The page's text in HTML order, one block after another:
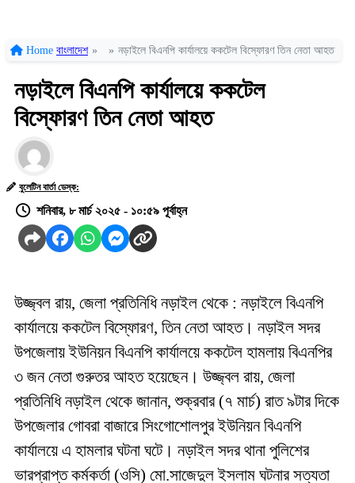
Home বাংলাদেশ » » নড়াইলে বিএনপি কার্যালয়ে ককটেল বিস্ফোরণ তিন নেতা আহত
নড়াইলে বিএনপি কার্যালয়ে ককটেল
বিস্ফোরণ তিন নেতা আহত
বুলেটিন বার্তা ডেস্ক:
শনিবার, ৮ মার্চ ২০২৫ - ১০:৫৯ পূর্বাহ্ন
উজ্জ্বল রায়, জেলা প্রতিনিধি নড়াইল থেকে : নড়াইলে বিএনপি
কার্যালয়ে ককটেল বিস্ফোরণ, তিন নেতা আহত। নড়াইল সদর
উপজেলায় ইউনিয়ন বিএনপি কার্যালয়ে ককটেল হামলায় বিএনপির
৩ জন নেতা গুরুতর আহত হয়েছেন। উজ্জ্বল রায়, জেলা
প্রতিনিধি নড়াইল থেকে জানান, শুক্রবার (৭ মার্চ) রাত ৯টার দিকে
উপজেলার গোবরা বাজারে সিংগোশোলপুর ইউনিয়ন বিএনপি
কার্যালয়ে এ হামলার ঘটনা ঘটে। নড়াইল সদর থানা পুলিশের
ভারপ্রাপ্ত কর্মকর্তা (ওসি) মো.সাজেদুল ইসলাম ঘটনার সত্যতা